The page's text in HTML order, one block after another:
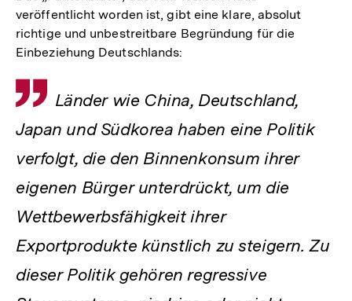
veröffentlicht worden ist, gibt eine klare, absolut
richtige und unbestreitbare Begründung für die
Einbeziehung Deutschlands:
Zitat
Länder wie China, Deutschland,
Japan und Südkorea haben eine Politik
verfolgt, die den Binnenkonsum ihrer
eigenen Bürger unterdrückt, um die
Wettbewerbsfähigkeit ihrer
Exportprodukte künstlich zu steigern. Zu
dieser Politik gehören regressive